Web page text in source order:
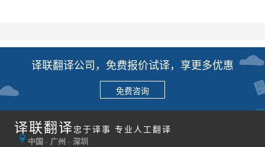
译联翻译公司，免费报价试译，享更多优惠
免费咨询
译联翻译 忠于译事 专业人工翻译
中国 · 广州 · 深圳